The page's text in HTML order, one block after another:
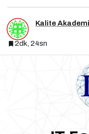
Kalite Akademi
2dk, 24sn